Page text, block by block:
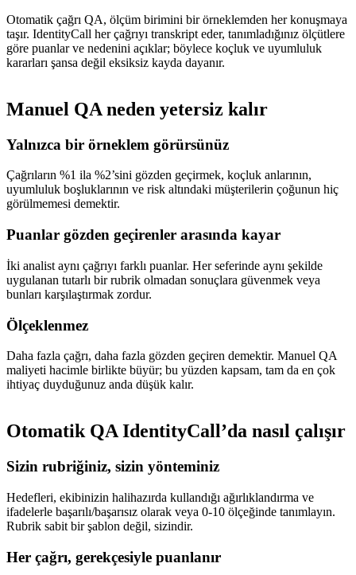
Otomatik çağrı QA, ölçüm birimini bir örneklemden her konuşmaya
taşır. IdentityCall her çağrıyı transkript eder, tanımladığınız ölçütlere
göre puanlar ve nedenini açıklar; böylece koçluk ve uyumluluk
kararları şansa değil eksiksiz kayda dayanır.
Manuel QA neden yetersiz kalır
Yalnızca bir örneklem görürsünüz
Çağrıların %1 ila %2’sini gözden geçirmek, koçluk anlarının,
uyumluluk boşluklarının ve risk altındaki müşterilerin çoğunun hiç
görülmemesi demektir.
Puanlar gözden geçirenler arasında kayar
İki analist aynı çağrıyı farklı puanlar. Her seferinde aynı şekilde
uygulanan tutarlı bir rubrik olmadan sonuçlara güvenmek veya
bunları karşılaştırmak zordur.
Ölçeklenmez
Daha fazla çağrı, daha fazla gözden geçiren demektir. Manuel QA
maliyeti hacimle birlikte büyür; bu yüzden kapsam, tam da en çok
ihtiyaç duyduğunuz anda düşük kalır.
Otomatik QA IdentityCall’da nasıl çalışır
Sizin rubriğiniz, sizin yönteminiz
Hedefleri, ekibinizin halihazırda kullandığı ağırlıklandırma ve
ifadelerle başarılı/başarısız olarak veya 0-10 ölçeğinde tanımlayın.
Rubrik sabit bir şablon değil, sizindir.
Her çağrı, gerekçesiyle puanlanır